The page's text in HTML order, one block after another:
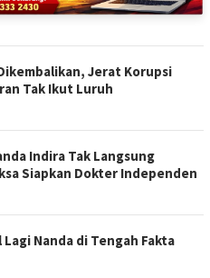
Jerat Korupsi
Tak Ikut Luruh
Indira Tak Langsung
Siapkan Dokter Independen
Lagi Nanda di Tengah Fakta